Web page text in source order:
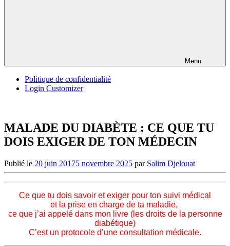
Menu
Politique de confidentialité
Login Customizer
MALADE DU DIABÈTE : CE QUE TU
DOIS EXIGER DE TON MÉDECIN
Publié le 20 juin 20175 novembre 2025 par Salim Djelouat
Ce que tu dois savoir et exiger pour ton suivi médical
et la prise en charge de ta maladie,
ce que j’ai appelé dans mon livre (les droits de la personne
diabétique)
C’est un protocole d’une consultation médicale.